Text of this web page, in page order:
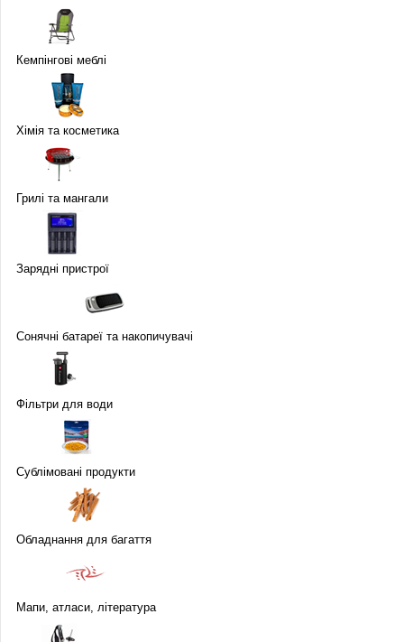
Кемпінгові меблі
Хімія та косметика
Грилі та мангали
Зарядні пристрої
Сонячні батареї та накопичувачі
Фільтри для води
Сублімовані продукти
Обладнання для багаття
Мапи, атласи, література